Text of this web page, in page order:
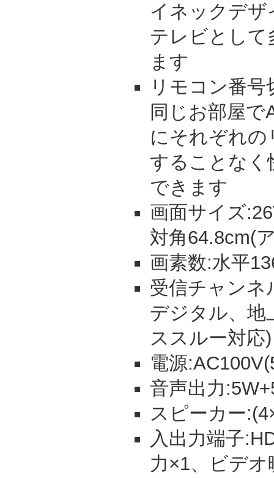
イネックデザ
テレビとして
ます
リモコン番
同じお部屋で
にそれぞれの
することなく
できます
画面サイズ
対角64.8cm(
画素数:水平
受信チャンネ
デジタル、地
ススルー対応)
電源
音声出力
スピーカー
入出力端子
力×1、ビデ